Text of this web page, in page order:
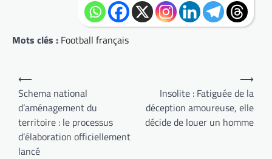
Mots clés : Football français
Navigation
de
l’article
⟵
Schema national
d’aménagement du
territoire : le processus
d’élaboration officiellement
lancé
Insolite : Fatiguée de la
déception amoureuse, elle
décide de louer un homme
⟶